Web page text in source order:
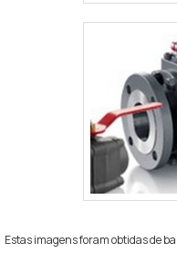
Estas imagens foram obtidas de